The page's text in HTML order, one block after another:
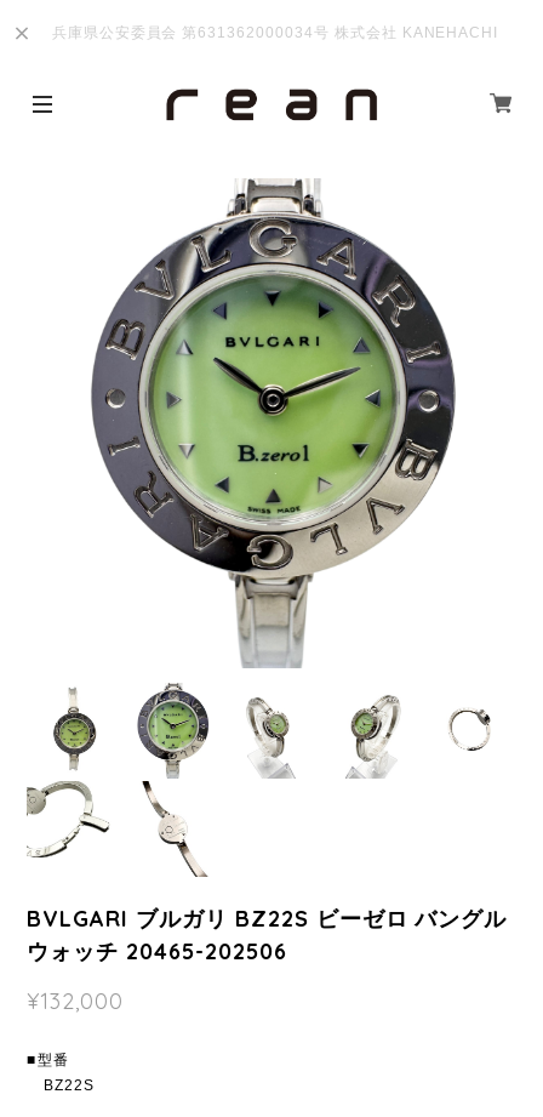
兵庫県公安委員会 第631362000034号 株式会社 KANEHACHI
BVLGARI ブルガリ BZ22S ビーゼロ バングル
ウォッチ 20465-202506
¥132,000
■型番
BZ22S